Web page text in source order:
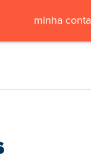
minha conta